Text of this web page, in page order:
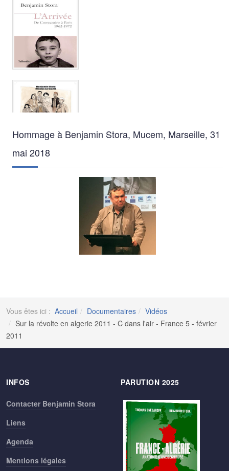
Hommage à Benjamin Stora, Mucem, Marseille, 31
mai 2018
Vous êtes ici : Accueil Documentaires
Vidéos
Sur la révolte en algerie 2011 - C dans l'air - France 5 - février
2011
INFOS
Contacter Benjamin Stora
Liens
Agenda
Mentions légales
PARUTION 2025